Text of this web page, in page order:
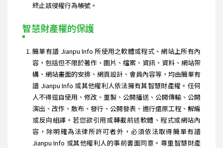
終止該侵權行為帳號。
智慧財產權的保護
簡單有譜 Jianpu Info 所使用之軟體或程式、網站上所有內
容，包括但不限於著作、圖片、檔案、資訊、資料、網站架
構、網站畫面的安排、網頁設計、會員內容等，均由簡單有
譜 Jianpu Info 或其他權利人依法擁有其智慧財產權。任何
人不得逕自使用、修改、重製、公開播送、公開傳輸、公開
演出、改作、散布、發行、公開發表、進行還原工程、解編
或反向組譯。若您欲引用或轉載前述軟體、程式或網站內
容，除明確為法律所許可者外，必須依法取得簡單有譜
Jianpu Info 或其他權利人的事前書面同意。尊重智慧財產